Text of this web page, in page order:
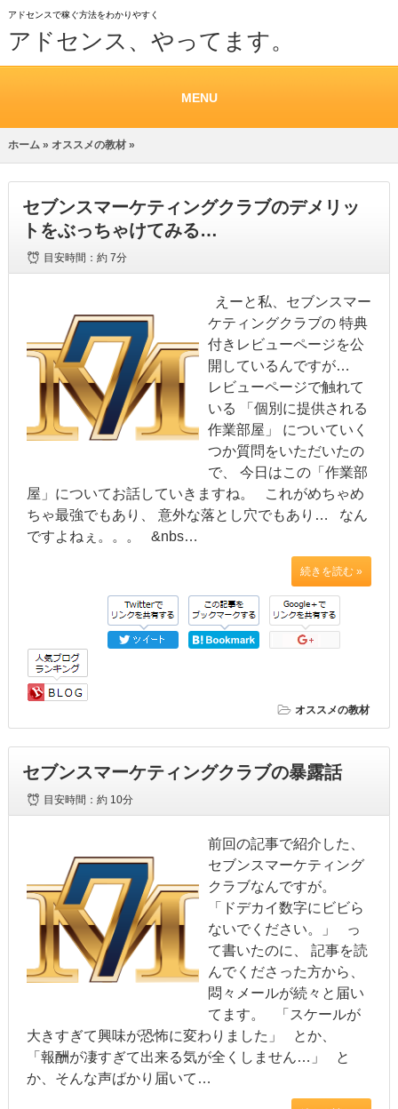
アドセンスで稼ぐ方法をわかりやすく
アドセンス、やってます。
MENU
ホーム» オススメの教材»
セブンスマーケティングクラブのデメリッ
トをぶっちゃけてみる…
目安時間：約 7分
えーと私、セブンスマー
ケティングクラブの 特典
付きレビューページを公
開しているんですが…
レビューページで触れて
いる 「個別に提供される
作業部屋」 についていく
つか質問をいただいたの
で、 今日はこの「作業部
屋」についてお話していきますね。 これがめちゃめ
ちゃ最強でもあり、 意外な落とし穴でもあり… なん
ですよねぇ。。。 &nbs…
続きを読む »
オススメの教材
セブンスマーケティングクラブの暴露話
目安時間：約 10分
前回の記事で紹介した、
セブンスマーケティング
クラブなんですが。
「ドデカイ数字にビビら
ないでください。」 っ
て書いたのに、 記事を読
んでくださった方から、
悶々メールが続々と届い
てます。 「スケールが
大きすぎて興味が恐怖に変わりました」 とか、
「報酬が凄すぎて出来る気が全くしません…」 と
か、そんな声ばかり届いて…